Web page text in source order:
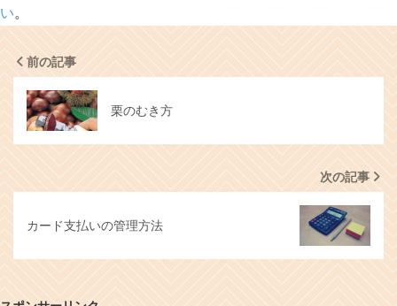
い。
前の記事
栗のむき方
次の記事
カード支払いの管理方法